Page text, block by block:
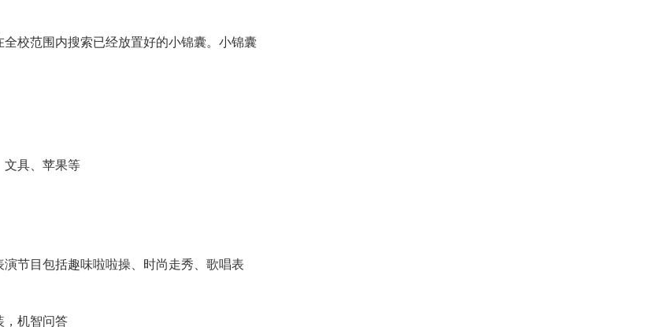
校范围内搜索已经放置好的小锦囊。小锦囊
具、苹果等
节目包括趣味啦啦操、时尚走秀、歌唱表
机智问答